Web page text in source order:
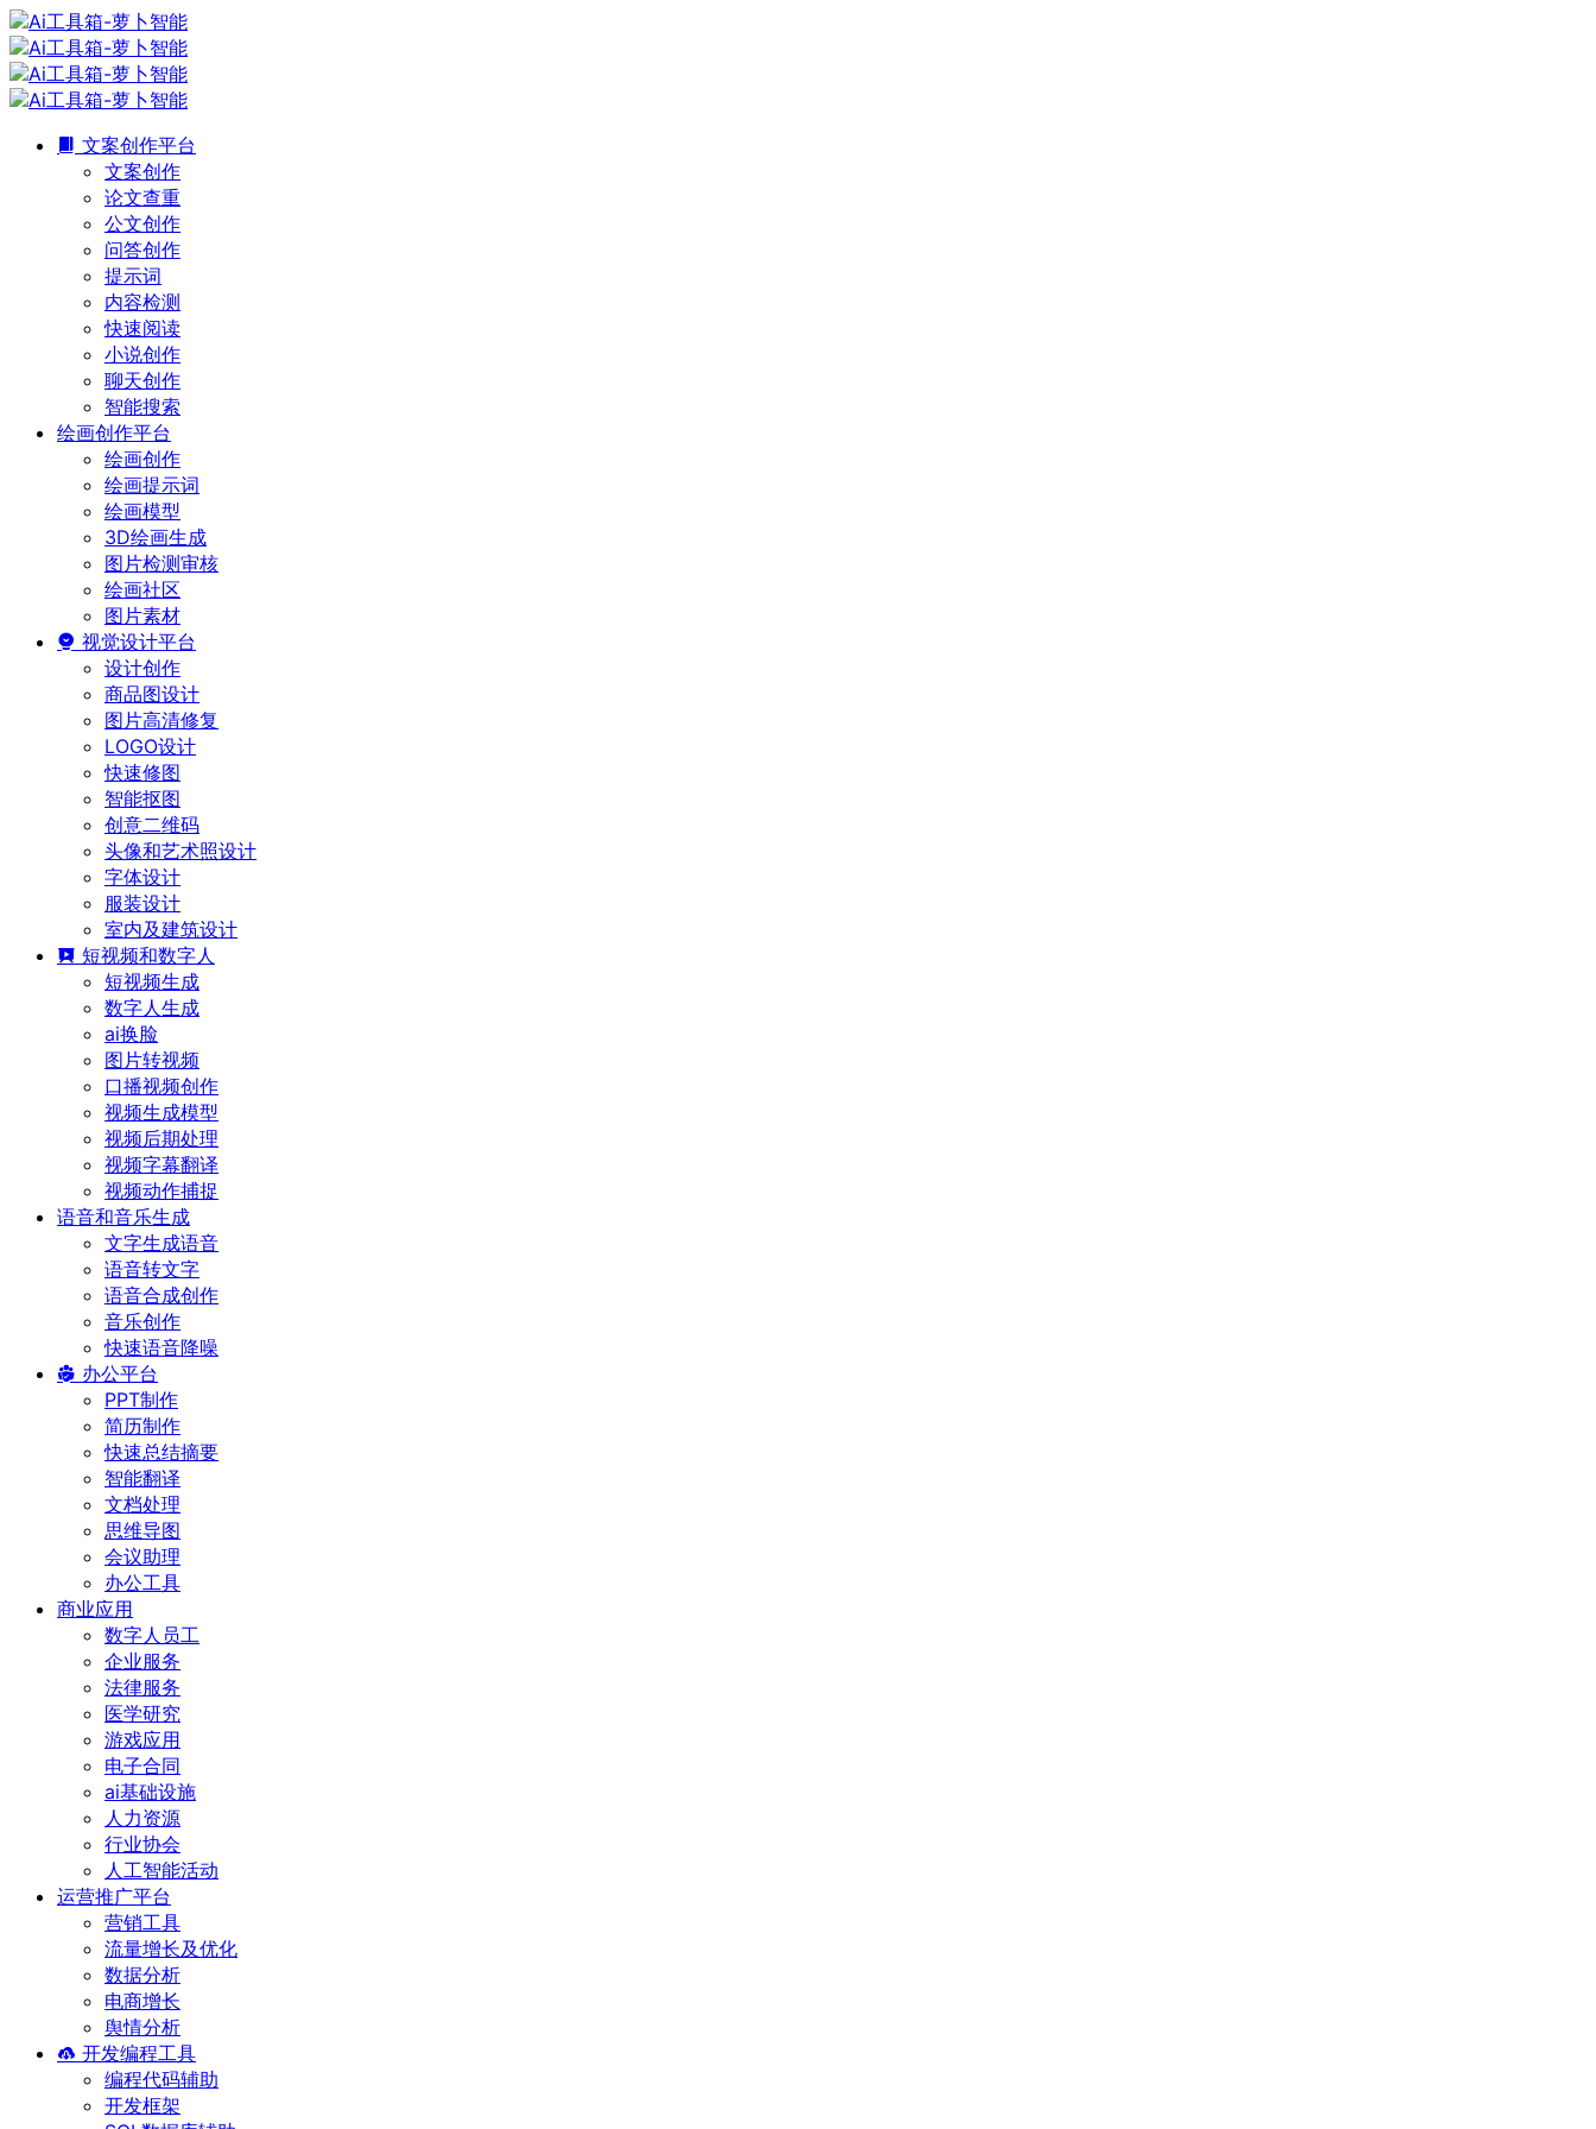
文案创作平台
文案创作
论文查重
公文创作
问答创作
提示词
内容检测
快速阅读
小说创作
聊天创作
智能搜索
绘画创作平台
绘画创作
绘画提示词
绘画模型
3D绘画生成
图片检测审核
绘画社区
图片素材
视觉设计平台
设计创作
商品图设计
图片高清修复
LOGO设计
快速修图
智能抠图
创意二维码
头像和艺术照设计
字体设计
服装设计
室内及建筑设计
短视频和数字人
短视频生成
数字人生成
ai换脸
图片转视频
口播视频创作
视频生成模型
视频后期处理
视频字幕翻译
视频动作捕捉
语音和音乐生成
文字生成语音
语音转文字
语音合成创作
音乐创作
快速语音降噪
办公平台
PPT制作
简历制作
快速总结摘要
智能翻译
文档处理
思维导图
会议助理
办公工具
商业应用
数字人员工
企业服务
法律服务
医学研究
游戏应用
电子合同
ai基础设施
人力资源
行业协会
人工智能活动
运营推广平台
营销工具
流量增长及优化
数据分析
电商增长
舆情分析
开发编程工具
编程代码辅助
开发框架